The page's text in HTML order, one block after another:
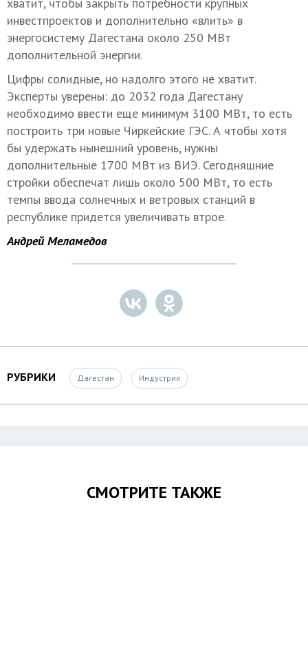
хватит, чтобы закрыть потребности крупных
инвестпроектов и дополнительно «влить» в
энергосистему Дагестана около 250 МВт
дополнительной энергии.
Цифры солидные, но надолго этого не хватит.
Эксперты уверены: до 2032 года Дагестану
необходимо ввести еще минимум 3100 МВт, то есть
построить три новые Чиркейские ГЭС. А чтобы хотя
бы удержать нынешний уровень, нужны
дополнительные 1700 МВт из ВИЭ. Сегодняшние
стройки обеспечат лишь около 500 МВт, то есть
темпы ввода солнечных и ветровых станций в
республике придется увеличивать втрое.
Андрей Меламедов
РУБРИКИ Дагестан Индустрия
СМОТРИТЕ ТАКЖЕ